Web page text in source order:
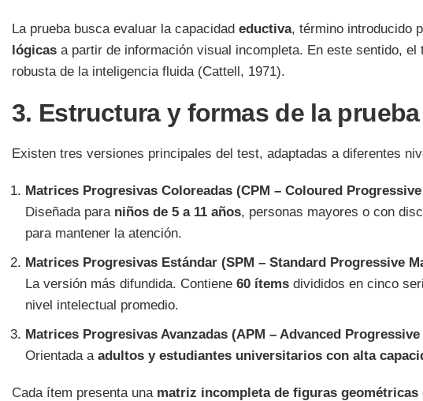
La prueba busca evaluar la capacidad eductiva, término introducido
lógicas a partir de información visual incompleta. En este sentido,
robusta de la inteligencia fluida (Cattell, 1971).
3. Estructura y formas de la prueba
Existen tres versiones principales del test, adaptadas a diferentes
Matrices Progresivas Coloreadas (CPM – Coloured
Diseñada para niños de 5 a 11 años, personas mayores o con
para mantener la atención.
Matrices Progresivas Estándar (SPM – Standard Progressive
La versión más difundida. Contiene 60 ítems divididos en cinco
nivel intelectual promedio.
Matrices Progresivas Avanzadas (APM – Advanced
Orientada a adultos y estudiantes universitarios con alta
Cada ítem presenta una matriz incompleta de figuras geométricas